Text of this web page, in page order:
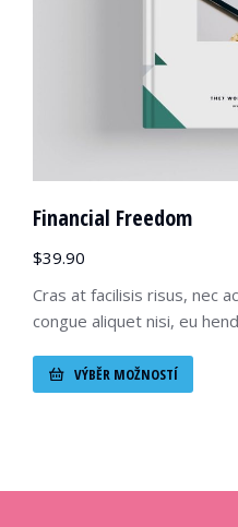
Financial Freedom
$39.90
Cras at facilisis risus, nec
congue aliquet nisi, eu
VÝBĚR MOŽNOSTÍ